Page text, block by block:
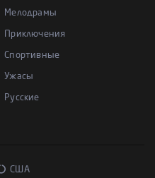
Мелодрамы
Приключения
Спортивные
Ужасы
Русские
США